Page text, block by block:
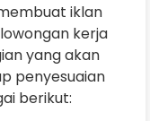
iklan
kerja
yang akan
penyesuaian
berikut: